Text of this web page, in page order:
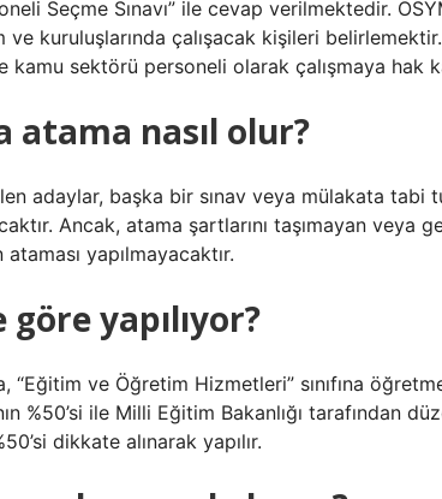
Seçme Sınavı” ile cevap verilmektedir.
ve kuruluşlarında çalışacak kişileri
kamu sektörü personeli olarak çalışmaya hak
atama nasıl olur?
adaylar, başka bir sınav veya mülakata tabi
Ancak, atama şartlarını taşımayan veya
yapılmayacaktır.
yapılıyor?
“Eğitim ve Öğretim Hizmetleri” sınıfına
%50’si ile Milli Eğitim Bakanlığı tarafından
dikkate alınarak yapılır.